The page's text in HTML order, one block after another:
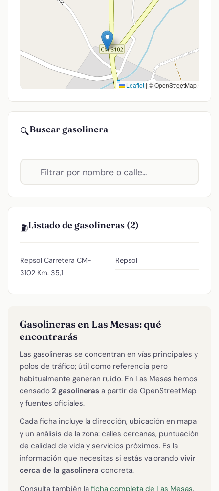
Leaflet | © OpenStreetMap
🔍Buscar gasolinera
⛽Listado de gasolineras (2)
Repsol Carretera CM-
3102 Km. 35,1
Repsol
Gasolineras en Las Mesas: qué
encontrarás
Las gasolineras se concentran en vías principales y
polos de tráfico; útil como referencia pero
habitualmente generan ruido. En Las Mesas hemos
censado 2 gasolineras a partir de OpenStreetMap
y fuentes oficiales.
Cada ficha incluye la dirección, ubicación en mapa
y un análisis de la zona: calles cercanas, puntuación
de calidad de vida y servicios próximos. Es la
información que necesitas si estás valorando vivir
cerca de la gasolinera concreta.
Consulta también la ficha completa de Las Mesas,